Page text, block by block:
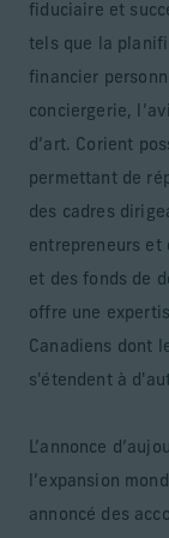
fiduciaire et
tels que la
financier
conciergerie,
d’art. Corient
permettant de
des cadres
entrepreneurs et
et des fonds de
offre une
Canadiens dont
s'étendent à
L’annonce
l’expansion
annoncé des